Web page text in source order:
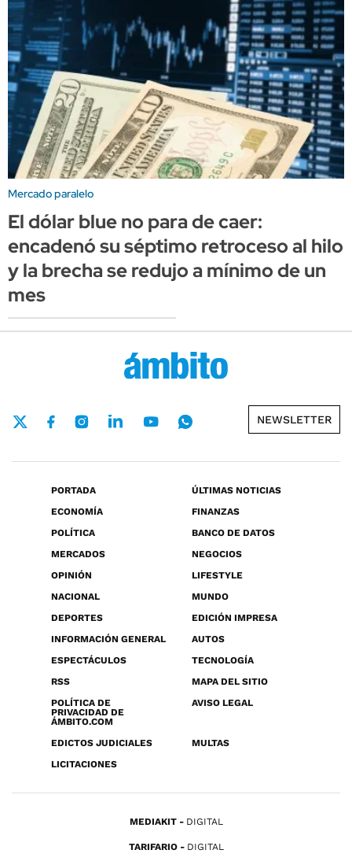
Mercado paralelo
El dólar blue no para de caer:
encadenó su séptimo retroceso al hilo
y la brecha se redujo a mínimo de un
mes
NEWSLETTER
PORTADA
ÚLTIMAS NOTICIAS
ECONOMÍA
FINANZAS
POLÍTICA
BANCO DE DATOS
MERCADOS
NEGOCIOS
OPINIÓN
LIFESTYLE
NACIONAL
MUNDO
DEPORTES
EDICIÓN IMPRESA
INFORMACIÓN GENERAL
AUTOS
ESPECTÁCULOS
TECNOLOGÍA
RSS
MAPA DEL SITIO
POLÍTICA DE
PRIVACIDAD DE
ÁMBITO.COM
AVISO LEGAL
EDICTOS JUDICIALES
MULTAS
LICITACIONES
MEDIAKIT DIGITAL
TARIFARIO DIGITAL